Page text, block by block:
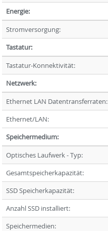
Energie:
Stromversorgung:
Tastatur:
Tastatur-Konnektivität:
Netzwerk:
Ethernet LAN Datentransferraten:
Ethernet/LAN:
Speichermedium:
Optisches Laufwerk - Typ:
Gesamtspeicherkapazität:
SSD Speicherkapazität:
Anzahl SSD installiert:
Speichermedien: